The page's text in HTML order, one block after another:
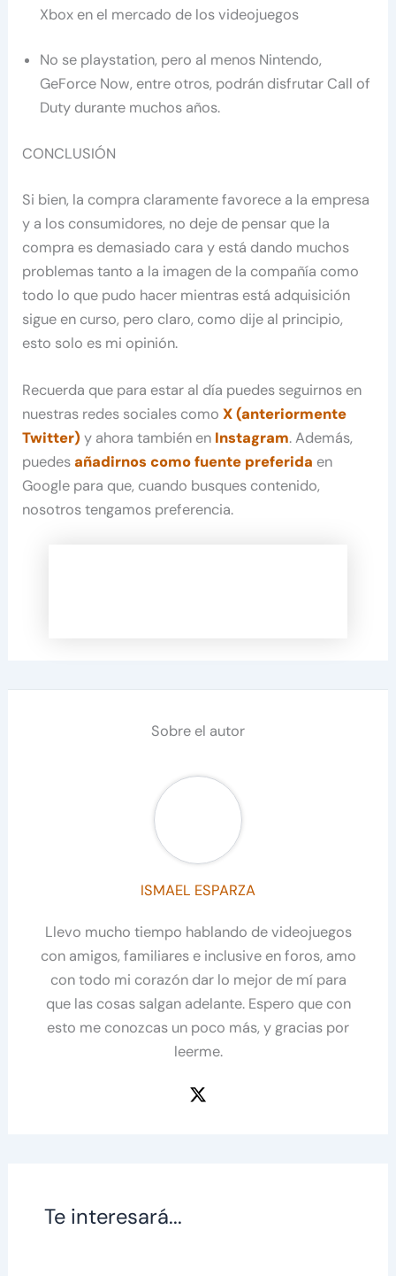
Xbox en el mercado de los videojuegos
No se playstation, pero al menos Nintendo,
GeForce Now, entre otros, podrán disfrutar Call of
Duty durante muchos años.
CONCLUSIÓN
Si bien, la compra claramente favorece a la empresa
y a los consumidores, no deje de pensar que la
compra es demasiado cara y está dando muchos
problemas tanto a la imagen de la compañía como
todo lo que pudo hacer mientras está adquisición
sigue en curso, pero claro, como dije al principio,
esto solo es mi opinión.
Recuerda que para estar al día puedes seguirnos en
nuestras redes sociales comoX (anteriormente
Twitter) y ahora también en Instagram. Además,
puedesañadirnos como fuente preferida en
Google para que, cuando busques contenido,
nosotros tengamos preferencia.
Sobre el autor
ISMAEL ESPARZA
Llevo mucho tiempo hablando de videojuegos
con amigos, familiares e inclusive en foros, amo
con todo mi corazón dar lo mejor de mí para
que las cosas salgan adelante. Espero que con
esto me conozcas un poco más, y gracias por
leerme.
Te interesará...